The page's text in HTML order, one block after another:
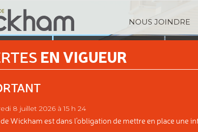
NOUS JOINDRE
MUNICIPALE
EN VIGUEUR
8 juillet 2026 à 15 h 24
Wickham est dans l'obligation de mettre en place une